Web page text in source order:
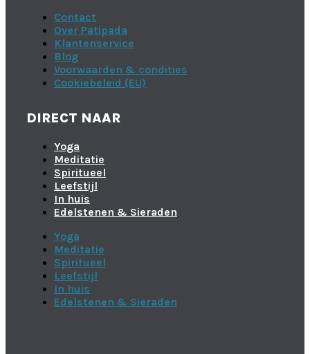
Contact
Over Patipada
Klantenservice
Blog
Voorwaarden & condities
Cookiebeleid (EU)
DIRECT NAAR
Yoga
Meditatie
Spiritueel
Leefstijl
In huis
Edelstenen & Sieraden
Yoga
Meditatie
Spiritueel
Leefstijl
In huis
Edelstenen & Sieraden